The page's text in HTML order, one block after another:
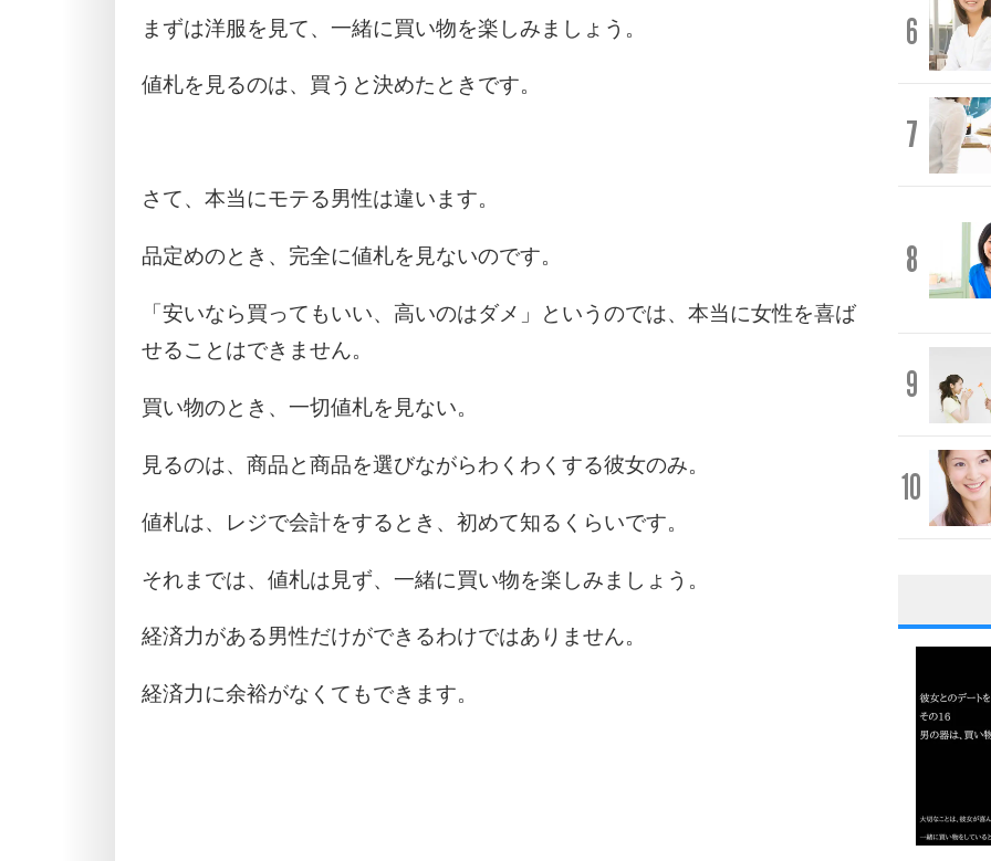
まずは洋服を見て、一緒に買い物を楽しみましょう。
値札を見るのは、買うと決めたときです。
さて、本当にモテる男性は違います。
品定めのとき、完全に値札を見ないのです。
「安いなら買ってもいい、高いのはダメ」というのでは、本当に女性を喜ば
せることはできません。
買い物のとき、一切値札を見ない。
見るのは、商品と商品を選びながらわくわくする彼女のみ。
値札は、レジで会計をするとき、初めて知るくらいです。
それまでは、値札は見ず、一緒に買い物を楽しみましょう。
経済力がある男性だけができるわけではありません。
経済力に余裕がなくてもできます。
6
7
8
9
10
1
3